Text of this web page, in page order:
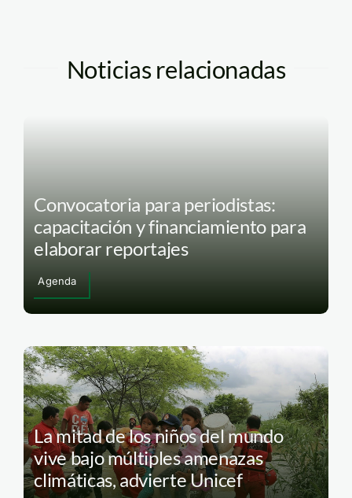
Noticias relacionadas
Convocatoria para periodistas:
capacitación y financiamiento para
elaborar reportajes
Agenda
La mitad de los niños del mundo
vive bajo múltiples amenazas
climáticas, advierte Unicef